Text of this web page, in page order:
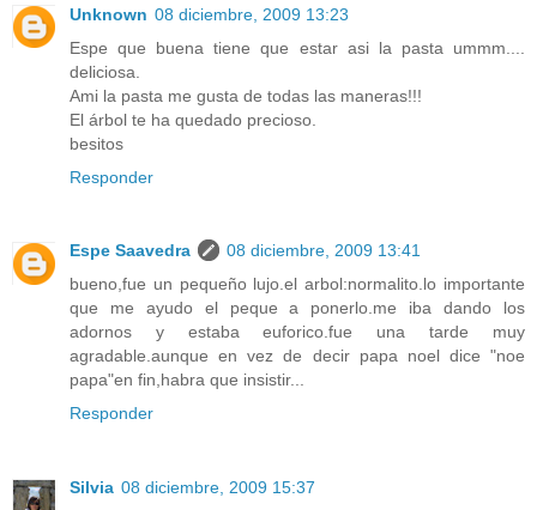
Unknown 08 diciembre, 2009 13:23
Espe que buena tiene que estar asi la pasta ummm....
deliciosa.
Ami la pasta me gusta de todas las maneras!!!
El árbol te ha quedado precioso.
besitos
Responder
Espe Saavedra
08 diciembre, 2009 13:41
bueno,fue un pequeño lujo.el arbol:normalito.lo importante
que me ayudo el peque a ponerlo.me iba dando los
adornos y estaba euforico.fue una tarde muy
agradable.aunque en vez de decir papa noel dice "noe
papa"en fin,habra que insistir...
Responder
Silvia 08 diciembre, 2009 15:37